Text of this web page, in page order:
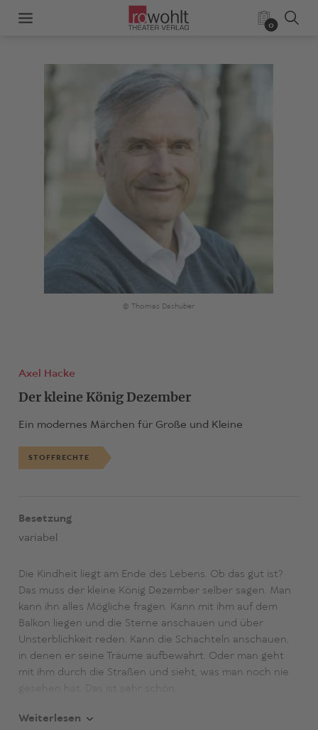
0
© Thomas Dashuber
Axel Hacke
Der kleine König Dezember
Ein modernes Märchen für Große und Kleine
STOFFRECHTE
Besetzung
variabel
Die Kindheit liegt am Ende des Lebens. Ob das gut ist?
Das muss der kleine König Dezember selber sagen. Man
kann ihn alles Mögliche fragen. Kann mit ihm auf dem
Balkon liegen und die Sterne anschauen und über
Unsterblichkeit reden. Kann die Schachteln anschauen,
in denen er seine Träume aufbewahrt. Oder man geht
mit ihm durch die Straßen und sieht, was man noch nie
gesehen hat. Das ist sehr schön.
«Vielleicht bräuchte jeder einen kleinen König und jede
Weiterlesen